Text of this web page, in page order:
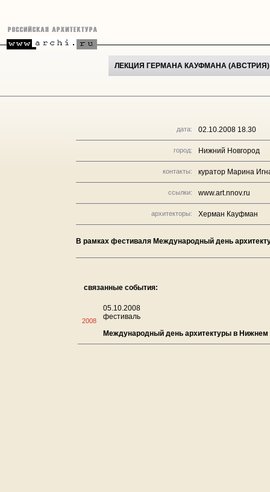
ЛЕКЦИЯ ГЕРМАНА КАУФМАНА (АВСТРИЯ)
дата: 02.10.2008 18.30
город: Нижний Новгород
контакты: куратор Марина
ссылки: www.art.nnov.ru
архитекторы: Херман Кауфман
В рамках фестиваля Международный день
связанные события:
2008
05.10.2008
фестиваль
Международный день архитектуры в Нижнем